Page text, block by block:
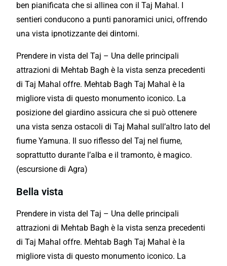
ben pianificata che si allinea con il Taj Mahal. I
sentieri conducono a punti panoramici unici, offrendo
una vista ipnotizzante dei dintorni.
Prendere in vista del Taj – Una delle principali
attrazioni di Mehtab Bagh è la vista senza precedenti
di Taj Mahal offre. Mehtab Bagh Taj Mahal è la
migliore vista di questo monumento iconico. La
posizione del giardino assicura che si può ottenere
una vista senza ostacoli di Taj Mahal sull’altro lato del
fiume Yamuna. Il suo riflesso del Taj nel fiume,
soprattutto durante l’alba e il tramonto, è magico.
(escursione di Agra)
Bella vista
Prendere in vista del Taj – Una delle principali
attrazioni di Mehtab Bagh è la vista senza precedenti
di Taj Mahal offre. Mehtab Bagh Taj Mahal è la
migliore vista di questo monumento iconico. La